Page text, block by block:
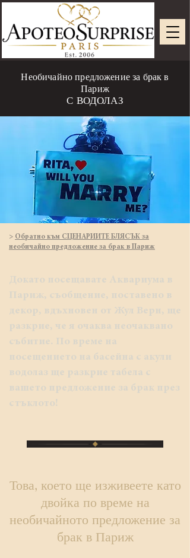
Необичайно предложение за брак в
Париж
С ВОДОЛАЗ
> Обратно към СЦЕНАРИИТЕ БЛЯСЪК за
необичайно предложение за брак в Париж
Докато посещавате Аквариума в
Париж, съобщение, поставено в
декор, вдъхновен от Жул Верн, ще
разкрие, че я очаква неочаквано
събитие. По време на
посещението на басейна с акули
водолаз ще разкрие табела с
вашето предложение за брак през
стъклото!
Това, което ще изживеете като
двойка по време на
необичайното предложение за
брак в Париж